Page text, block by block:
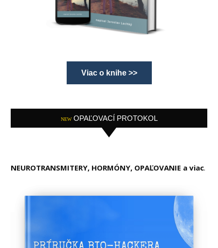
Viac o knihe >>
NEW OPAĽOVACÍ PROTOKOL
NEUROTRANSMITERY, HORMÓNY, OPAĽOVANIE a viac.